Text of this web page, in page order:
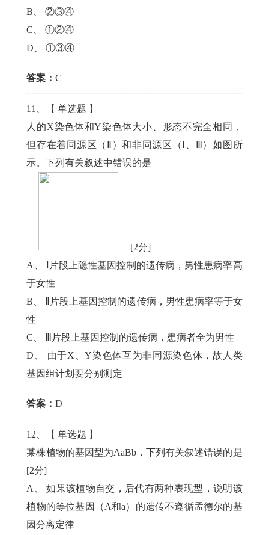
B 、②③④
C 、①②④
D 、①③④
答案：C
11 、【单选题 】
人的X染色体和Y染色体大小、形态不完全相同，
但存在着同源区（Ⅱ）和非同源区（Ⅰ、Ⅲ）如图所
示。下列有关叙述中错误的是
[2分]
A
Ⅰ片段上隐性基因控制的遗传病，男性患病率高
于女性
B
Ⅱ片段上基因控制的遗传病，男性患病率等于女
性
C
Ⅲ片段上基因控制的遗传病，患病者全为男性
D
由于X、Y染色体互为非同源染色体，故人类
基因组计划要分别测定
答案：D
12 、【单选题 】
某株植物的基因型为AaBb，下列有关叙述错误的是
[2分]
A
、如果该植物自交，后代有两种表现型，说明该
植物的等位基因（A和a）的遗传不遵循孟德尔的基
因分离定律